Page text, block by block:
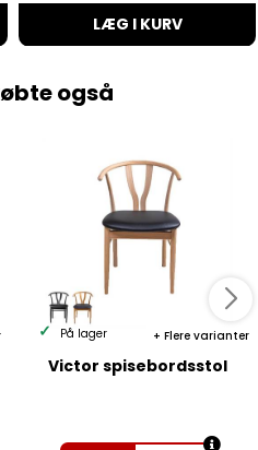
LÆG I KURV
også
Flere varianter
På lager
Victor spisebordsstol